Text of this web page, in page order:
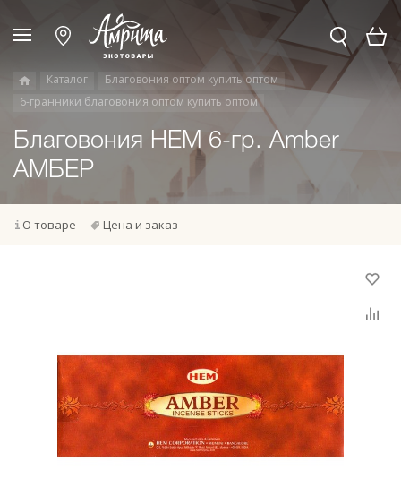
Каталог
Благовония оптом купить оптом
6-гранники благовония оптом купить оптом
Благовония HEM 6-гр. Amber
АМБЕР
О товаре Цена и заказ